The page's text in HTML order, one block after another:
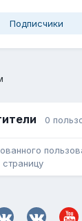
Подписчики
0